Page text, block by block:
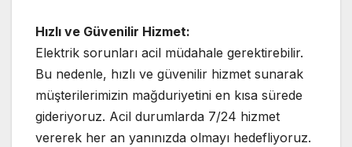
Hızlı ve Güvenilir Hizmet:
Elektrik sorunları acil müdahale gerektirebilir.
Bu nedenle, hızlı ve güvenilir hizmet sunarak
müşterilerimizin mağduriyetini en kısa sürede
gideriyoruz. Acil durumlarda 7/24 hizmet
vererek her an yanınızda olmayı hedefliyoruz.